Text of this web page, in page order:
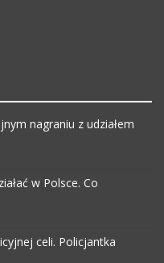
nagraniu z udziałem
w Polsce. Co
celi. Policjantka